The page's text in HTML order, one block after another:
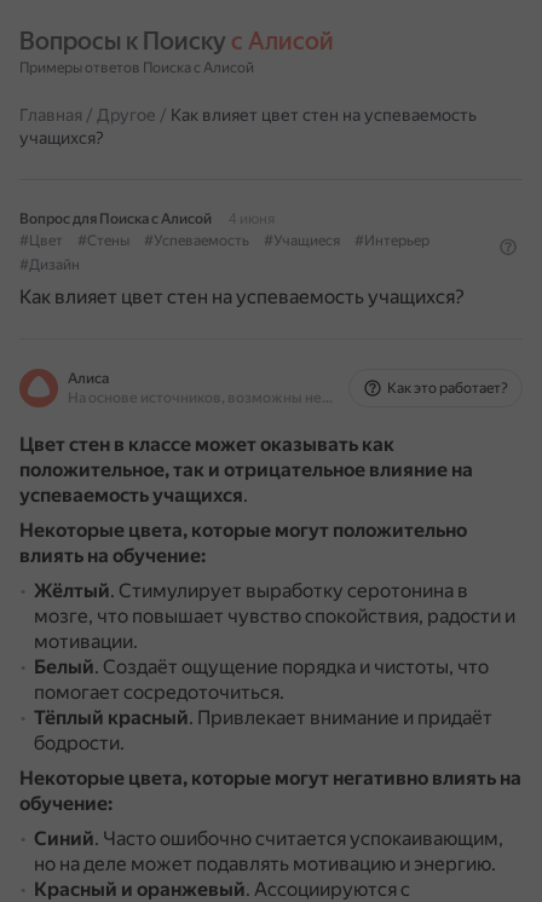
Вопросы к Поиску с Алисой
Примеры ответов Поиска с Алисой
Главная / Другое / Как влияет цвет стен на успеваемость
учащихся?
Вопрос для Поиска с Алисой
4 июня
#Цвет
#Стены #Успеваемость #Учащиеся
#Интерьер
#Дизайн
Как влияет цвет стен на успеваемость учащихся?
Алиса
На основе источников, возможны неточности
Как это работает?
Цвет стен в классе может оказывать как
положительное, так и отрицательное влияние на
успеваемость учащихся.
Некоторые цвета, которые могут положительно
влиять на обучение:
Жёлтый. Стимулирует выработку серотонина в
мозге, что повышает чувство спокойствия, радости и
мотивации.
Белый. Создаёт ощущение порядка и чистоты, что
помогает сосредоточиться.
Тёплый красный. Привлекает внимание и придаёт
бодрости.
Некоторые цвета, которые могут негативно влиять на
обучение:
Синий. Часто ошибочно считается успокаивающим,
но на деле может подавлять мотивацию и энергию.
Красный и оранжевый. Ассоциируются с